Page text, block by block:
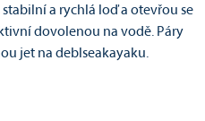
stabilní a rychlá loď a otevřou se
dovolenou na vodě. Páry
jet na deblseakayaku.